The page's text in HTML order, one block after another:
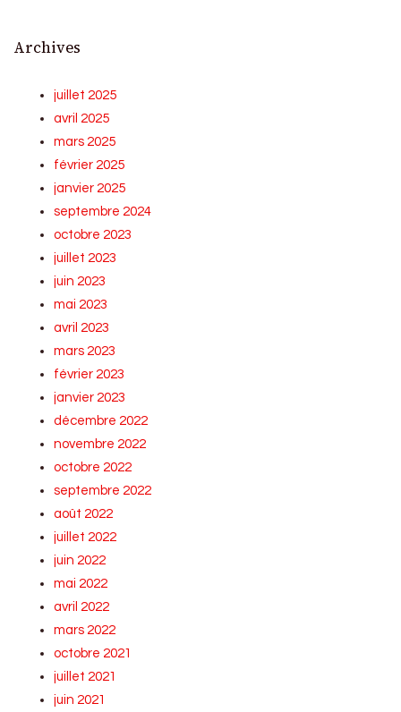
Archives
juillet 2025
avril 2025
mars 2025
février 2025
janvier 2025
septembre 2024
octobre 2023
juillet 2023
juin 2023
mai 2023
avril 2023
mars 2023
février 2023
janvier 2023
décembre 2022
novembre 2022
octobre 2022
septembre 2022
août 2022
juillet 2022
juin 2022
mai 2022
avril 2022
mars 2022
octobre 2021
juillet 2021
juin 2021